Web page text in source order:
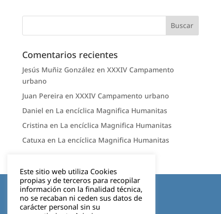
Comentarios recientes
Jesús Muñiz González en XXXIV Campamento
urbano
Juan Pereira en XXXIV Campamento urbano
Daniel en La encíclica Magnifica Humanitas
Cristina en La encíclica Magnifica Humanitas
Catuxa en La encíclica Magnifica Humanitas
Aviso legal
Política de privacidad
Este sitio web utiliza Cookies
propias y de terceros para recopilar
información con la finalidad técnica,
no se recaban ni ceden sus datos de
carácter personal sin su